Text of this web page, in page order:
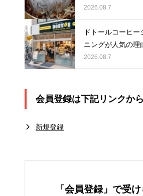
いて解説！
2026.08.7
ドトールコーヒ
ニングが人気の理
ーや時間、おすす
紹介
2026.08.7
会員登録は下記リンクから
新規登録
「会員登録」で受